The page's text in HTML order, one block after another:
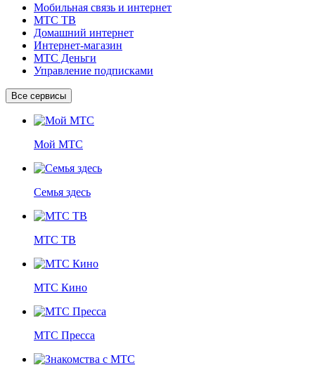
Мобильная связь и интернет
МТС ТВ
Домашний интернет
Интернет-магазин
МТС Деньги
Управление подписками
Все сервисы
Мой МТС
Семья здесь
МТС ТВ
МТС Кино
МТС Пресса